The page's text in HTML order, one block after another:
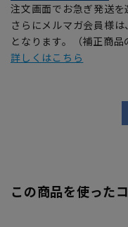
注文画面でお急ぎ発送を
さらにメルマガ会員様
となります。（補正商品
詳しくはこちら
この商品を使った